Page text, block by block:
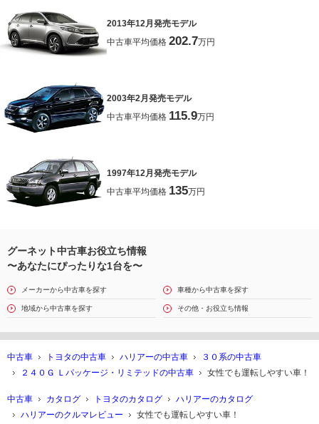
2013年12月発売モデル
中古車平均価格 202.7万円
2003年2月発売モデル
中古車平均価格 115.9万円
1997年12月発売モデル
中古車平均価格 135万円
グーネット中古車お役立ち情報
〜あなたにぴったりな1台を〜
メーカーから中古車を探す 車種から中古車を探す
地域から中古車を探す その他・お役立ち情報
中古車 トヨタの中古車 ハリアーの中古車
３０系の中古車
２４０Ｇ Ｌパッケージ・リミテッドの中古車
女性でも運転しやすい車！
中古車 カタログ トヨタのカタログ
ハリアーのカタログ
ハリアーのクルマレビュー
女性でも運転しやすい車！